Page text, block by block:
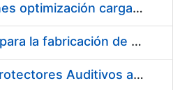
Pliego condiciones optimización cargas compras firmado
Acuerdo marco para la fabricación de piezas
Suministro de Protectores Auditivos a medida para las personas trabajadoras de los Centros de Trabajo de Madrid y Burgos